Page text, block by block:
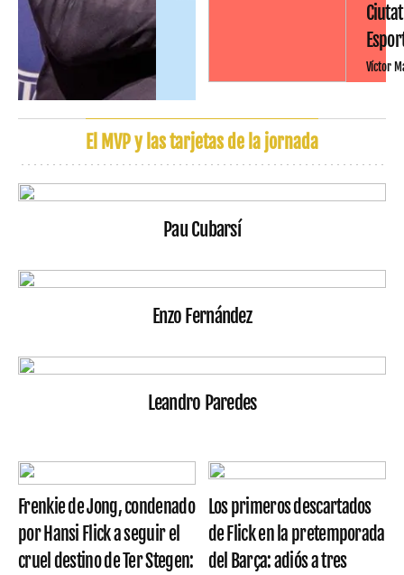
Ciutat
Víctor
El MVP y las tarjetas de la jornada
Pau Cubarsí
Enzo Fernández
Leandro Paredes
Frenkie de Jong, condenado
por Hansi Flick a seguir el
cruel destino de Ter Stegen:
Los primeros descartados
de Flick en la pretemporada
del Barça: adiós a tres